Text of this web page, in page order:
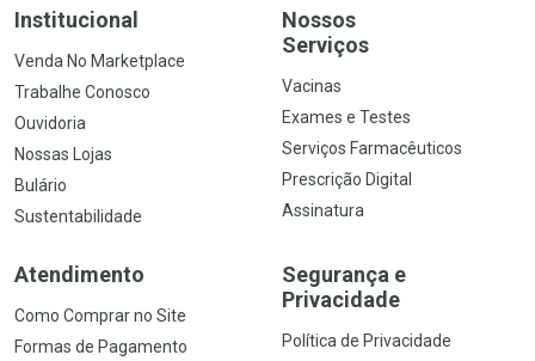
Institucional
Venda No Marketplace
Trabalhe Conosco
Ouvidoria
Nossas Lojas
Bulário
Sustentabilidade
Nossos
Serviços
Vacinas
Exames e Testes
Serviços Farmacêuticos
Prescrição Digital
Assinatura
Atendimento
Como Comprar no Site
Formas de Pagamento
Segurança e
Privacidade
Política de Privacidade